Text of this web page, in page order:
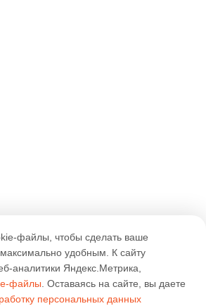
файлы, чтобы сделать ваше
удобным. К cайту
аналитики Яндекс.Метрика,
файлы . Оставаясь на сайте, вы даете
персональных данных